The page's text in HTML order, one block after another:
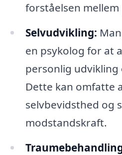
forståelsen mellem
Selvudvikling:
en psykolog for at
personlig udvikling
Dette kan omfatte
selvbevidsthed og
modstandskraft.